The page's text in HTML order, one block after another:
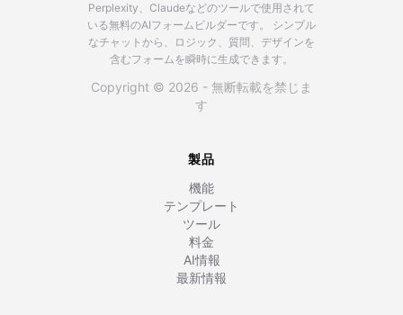
Perplexity、Claudeなどのツールで使用されて
いる無料のAIフォームビルダーです。
シンプル
なチャットから、ロジック、質問、デザインを
含むフォームを瞬時に生成できます。
Copyright © 2026 - 無断転載を禁じま
す
製品
機能
テンプレート
ツール
料金
AI情報
最新情報